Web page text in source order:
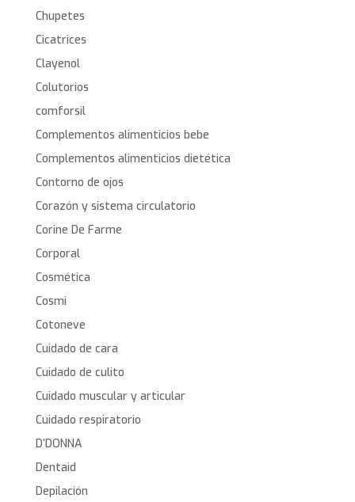
Chupetes
Cicatrices
Clayenol
Colutorios
comforsil
Complementos alimenticios bebe
Complementos alimenticios dietética
Contorno de ojos
Corazón y sistema circulatorio
Corine De Farme
Corporal
Cosmética
Cosmi
Cotoneve
Cuidado de cara
Cuidado de culito
Cuidado muscular y articular
Cuidado respiratorio
D’DONNA
Dentaid
Depilación